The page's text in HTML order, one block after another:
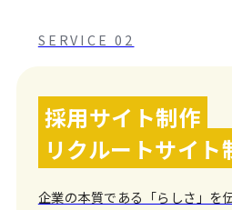
SERVICE 02
採用サイト制作
リクルートサイト
企業の本質である「らしさ」を